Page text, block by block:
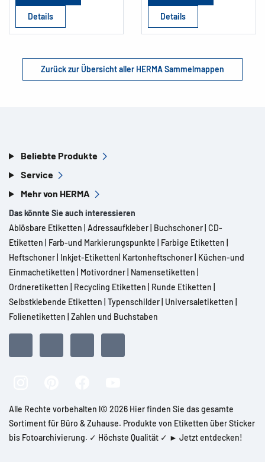
Details Details
Zurück zur Übersicht aller HERMA Sammelmappen
Beliebte Produkte
Service
Mehr von HERMA
Das könnte Sie auch interessieren
Ablösbare Etiketten Adressaufkleber Buchschoner CD-
Etiketten
Farb-und Markierungspunkte Farbige Etiketten
Heftschoner Inkjet-Etiketten Kartonheftschoner Küchen-und
Einmachetiketten
Motivordner Namensetiketten
Ordneretiketten
Recycling Etiketten Runde Etiketten
Selbstklebende Etiketten Typenschilder Universaletiketten
Folienetiketten Zahlen und Buchstaben
Alle Rechte vorbehalten l© 2026 Hier finden Sie das gesamte
Sortiment für Büro & Zuhause. Produkte von Etiketten über Sticker
bis Fotoarchivierung. ✓ Höchste Qualität ✓ ► Jetzt entdecken!